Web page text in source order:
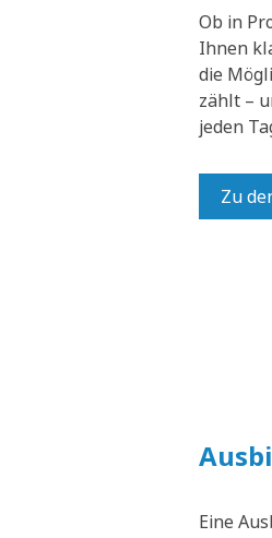
Ob in
Ihnen
die
zählt –
jeden
Zu
Eine